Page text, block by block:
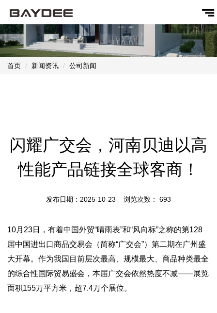
首页 新闻资讯 公司新闻
闪耀广交会，河南贝迪以高
性能产品链接全球客商！
发布日期：2025-10-23 浏览次数： 693
10月23日，有着中国外贸“晴雨表”和“风向标”之称的第128
届中国进出口商品交易会（简称“广交会”）第二期在广州盛
大开幕。作为我国目前层次最高、规模最大、商品种类最全
的综合性国际贸易盛会，本届广交会依然热度不减——展览
面积155万平方米，超7.4万个展位。